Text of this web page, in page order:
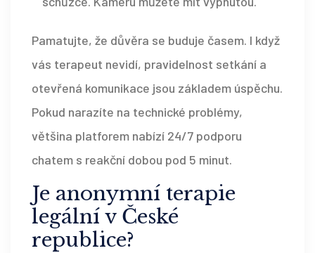
Pamatujte, že důvěra se buduje časem. I když
vás terapeut nevidí, pravidelnost setkání a
otevřená komunikace jsou základem úspěchu.
Pokud narazíte na technické problémy,
většina platforem nabízí 24/7 podporu
chatem s reakční dobou pod 5 minut.
Je anonymní terapie
legální v České
republice?